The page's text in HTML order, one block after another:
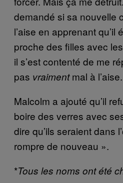
demandé si sa nouvelle
l’aise en apprenant qu’il
proche des filles avec
il s’est contenté de me
pas vraimentmal à
Malcolm a ajouté qu’il
boire des verres avec
dire qu’ils seraient dans
rompre de nouveau ».
*Tous les noms ont été